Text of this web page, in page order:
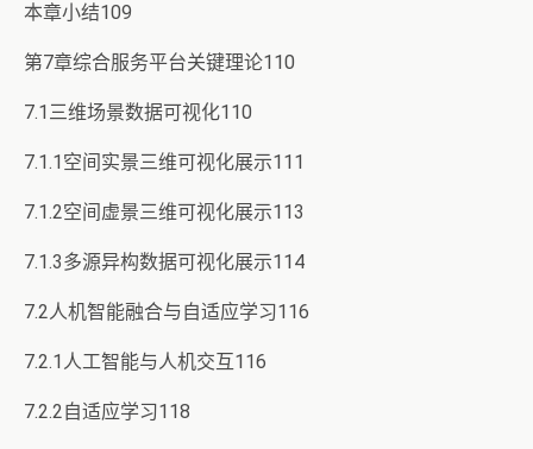
本章小结109
第7章综合服务平台关键理论110
7.1三维场景数据可视化110
7.1.1空间实景三维可视化展示111
7.1.2空间虚景三维可视化展示113
7.1.3多源异构数据可视化展示114
7.2人机智能融合与自适应学习116
7.2.1人工智能与人机交互116
7.2.2自适应学习118